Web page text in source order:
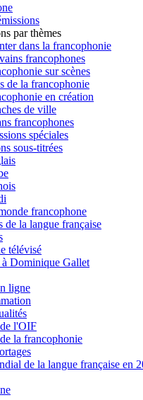
par thèmes
dans la francophonie
francophones
sur scènes
de la francophonie
en création
de ville
francophones
spéciales
sous-titrées
francophone
de la langue française
télévisé
Dominique Gallet
ligne
l'OIF
la francophonie
de la langue française en